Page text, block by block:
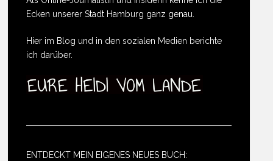
Ecken unserer Stadt Hamburg ganz genau.
Hier im Blog und in den sozialen Medien berichte
ich darüber.
ENTDECKT MEIN EIGENES NEUES BUCH: